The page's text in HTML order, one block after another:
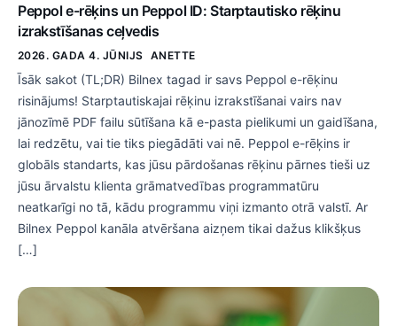
Peppol e-rēķins un Peppol ID: Starptautisko rēķinu
izrakstīšanas ceļvedis
2026. GADA 4. JŪNIJS ANETTE
Īsāk sakot (TL;DR) Bilnex tagad ir savs Peppol e-rēķinu
risinājums! Starptautiskajai rēķinu izrakstīšanai vairs nav
jānozīmē PDF failu sūtīšana kā e-pasta pielikumi un gaidīšana,
lai redzētu, vai tie tiks piegādāti vai nē. Peppol e-rēķins ir
globāls standarts, kas jūsu pārdošanas rēķinu pārnes tieši uz
jūsu ārvalstu klienta grāmatvedības programmatūru
neatkarīgi no tā, kādu programmu viņi izmanto otrā valstī. Ar
Bilnex Peppol kanāla atvēršana aizņem tikai dažus klikšķus
[…]